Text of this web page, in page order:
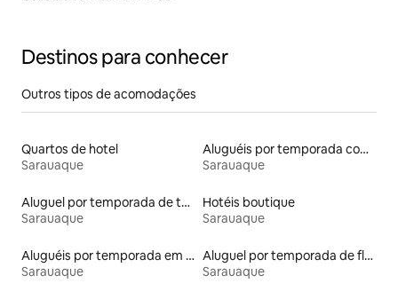
Destinos para conhecer
Outros tipos de acomodações
Quartos de hotel
Sarauaque
Aluguéis por temporada com café da manhã
Sarauaque
Aluguel por temporada de townhouses
Sarauaque
Hotéis boutique
Sarauaque
Aluguéis por temporada em albergue
Sarauaque
Aluguel por temporada de flats
Sarauaque